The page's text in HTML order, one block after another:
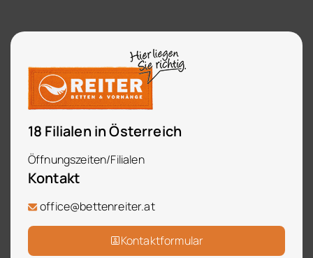
18 Filialen in Österreich
Öffnungszeiten/Filialen
Kontakt
office@bettenreiter.at
Kontaktformular